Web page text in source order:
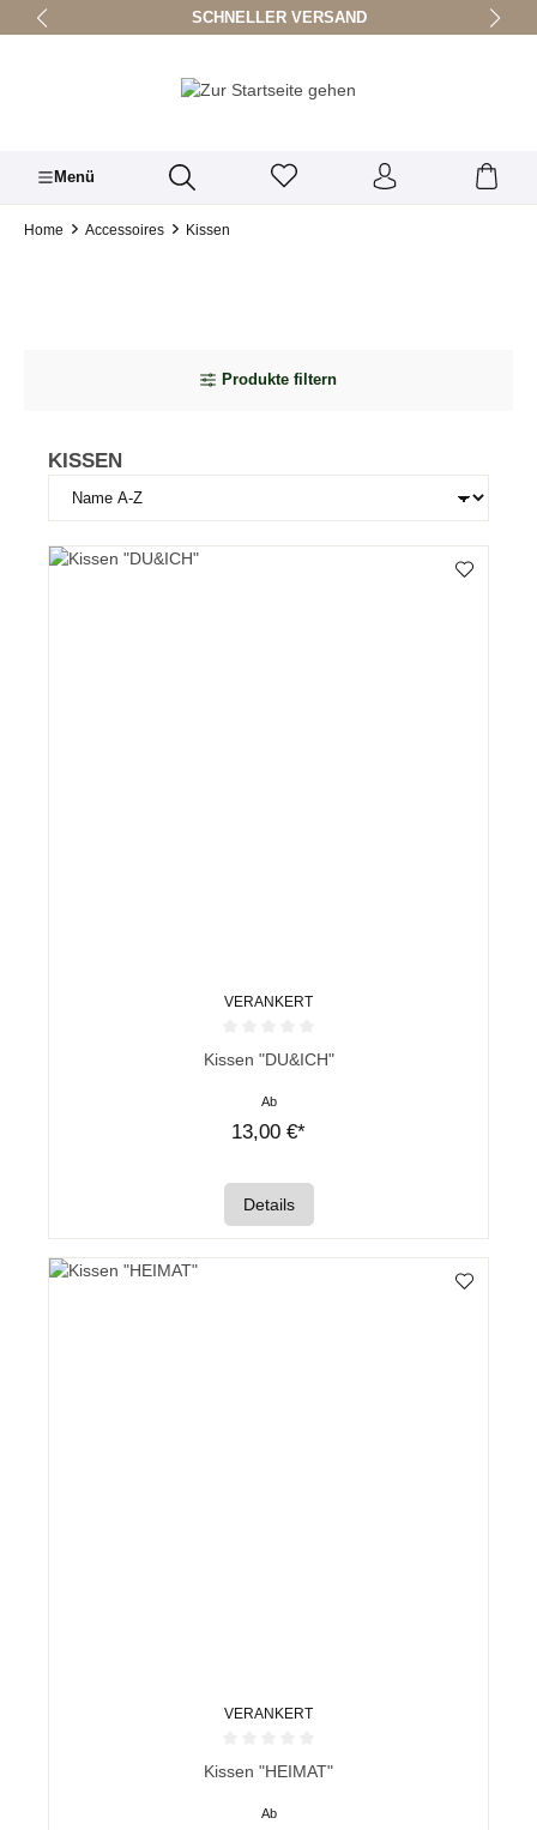
springen SCHNELLER VERSAND
Menü
Home Accessoires Kissen
Produkte filtern
KISSEN
VERANKERT
Durchschnittliche Bewertung von 0 von 5 Sternen
Kissen "DU&ICH"
Ab
13,00 €*
Details
VERANKERT
Durchschnittliche Bewertung von 0 von 5 Sternen
Kissen "HEIMAT"
Ab